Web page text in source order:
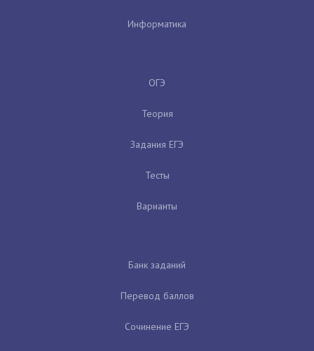
Информатика
ОГЭ
Теория
Задания ЕГЭ
Тесты
Варианты
Банк заданий
Перевод баллов
Сочинение ЕГЭ